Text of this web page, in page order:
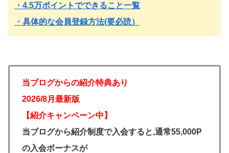
・4.5万ポイントでできること一覧
・具体的な会員登録方法(要必読）
当ブログからの紹介特典あり
2026/8月最新版
【紹介キャンペーン中】
当ブログから紹介制度で入会すると,通常55,000P
の入会ボーナスが